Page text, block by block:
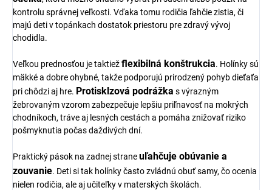
kontrolu správnej veľkosti. Vďaka tomu rodičia ľahčie zistia, či
majú deti v topánkach dostatok priestoru pre zdravý vývoj
chodidla.
Veľkou prednosťou je taktiežflexibilná konštrukcia. Holínky sú
mäkké a dobre ohybné, takže podporujú prirodzený pohyb dieťaťa
pri chôdzi aj hre. Protisklzová podrážka s výrazným
žebrovaným vzorom zabezpečuje lepšiu priľnavosť na mokrých
chodníkoch, tráve aj lesných cestách a pomáha znižovať riziko
pošmyknutia počas daždivých dní.
Praktický pások na zadnej straneuľahčuje obúvanie a
zouvanie. Deti si tak holínky často zvládnú obuť samy, čo ocenia
nielen rodičia, ale aj učiteľky v materských školách.